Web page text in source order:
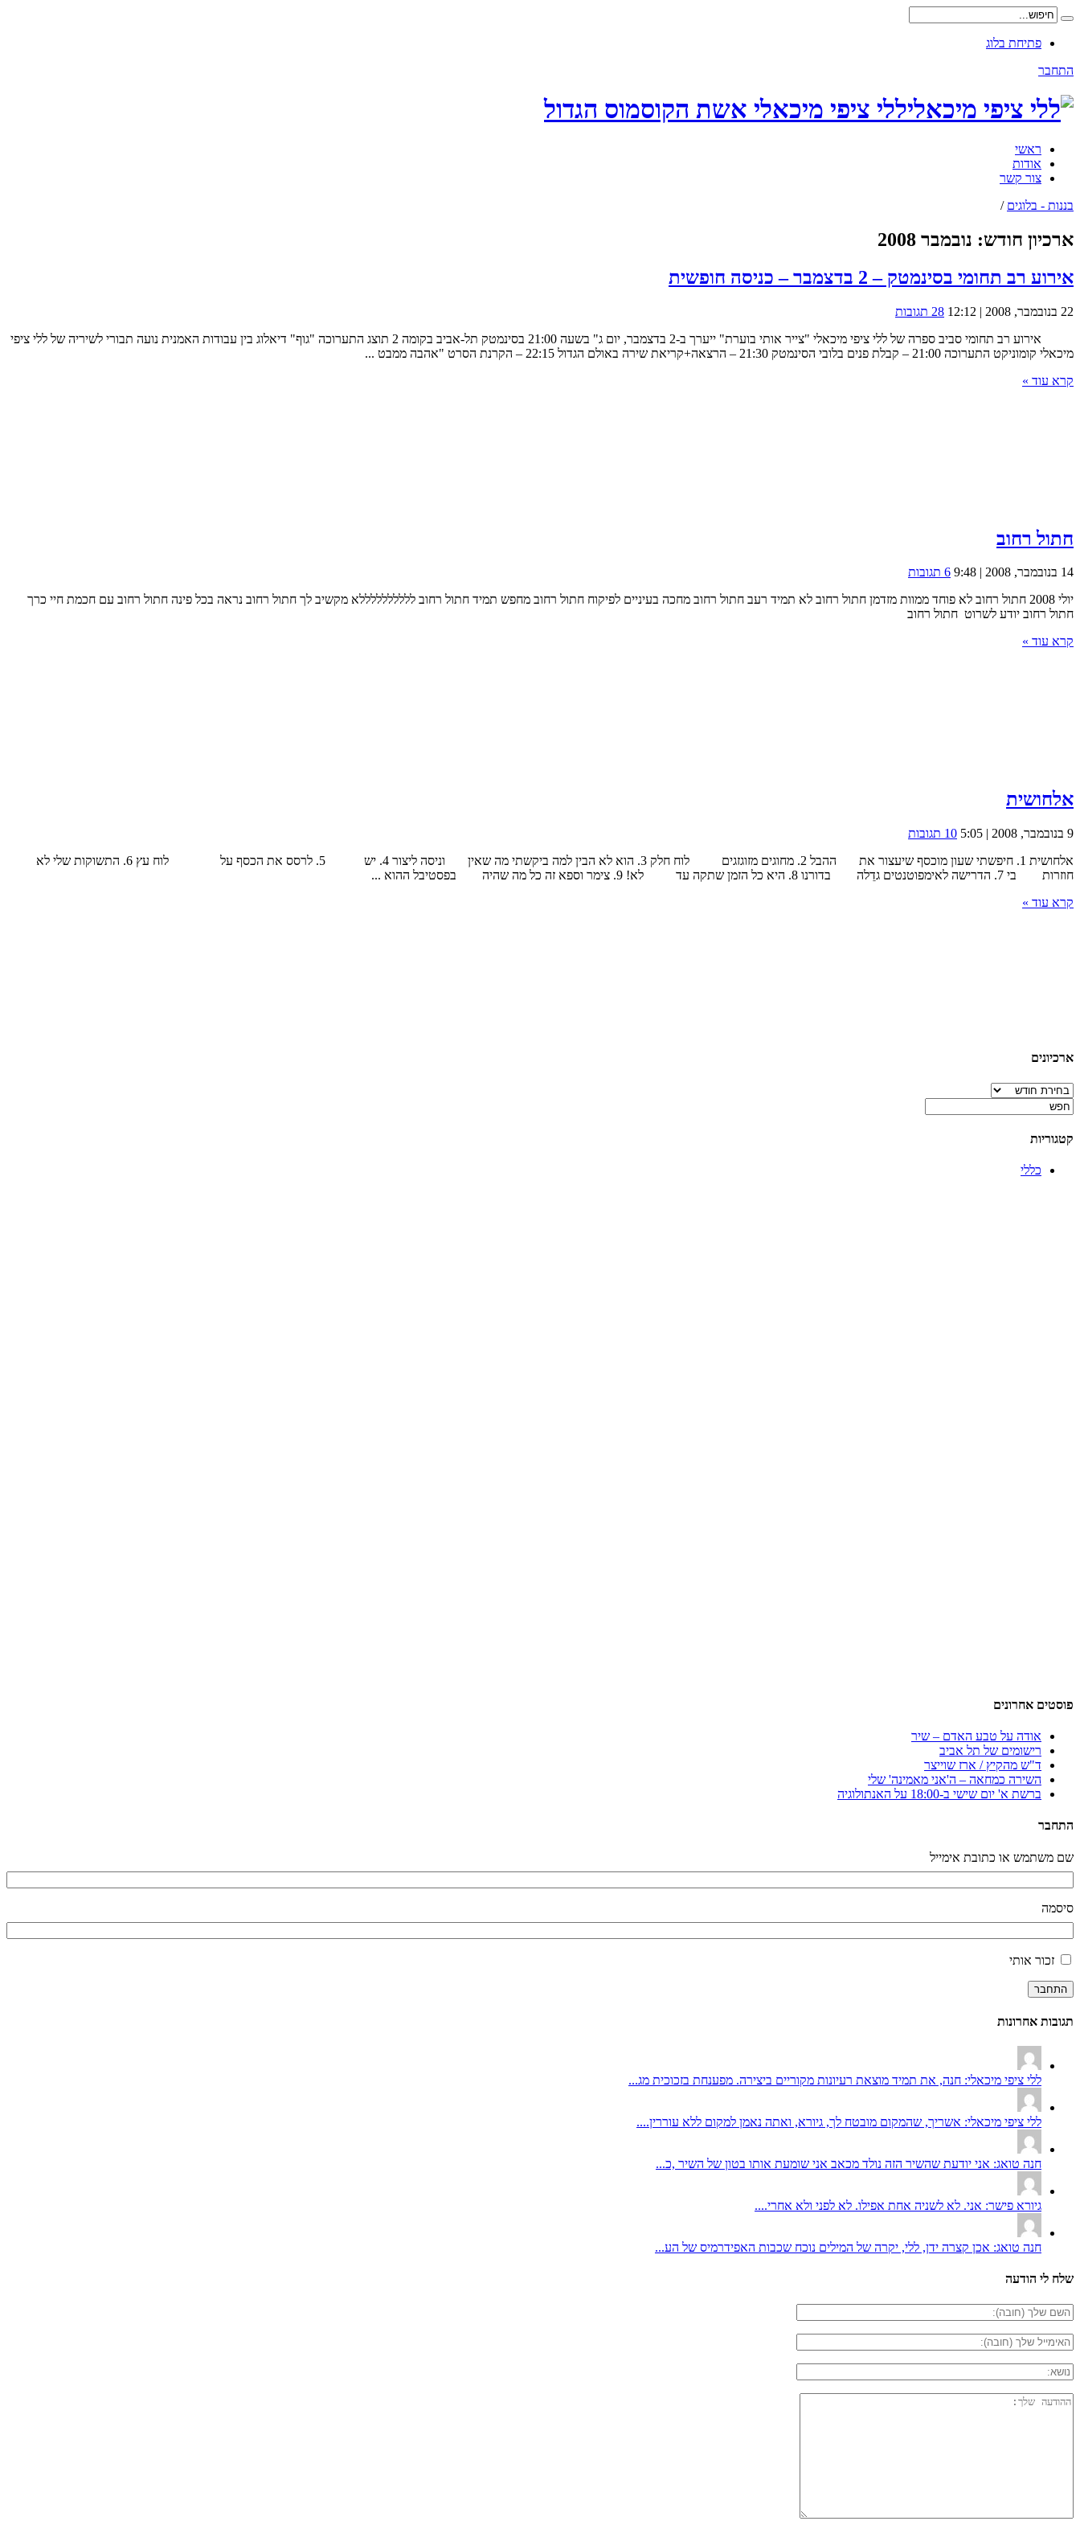
פתיחת בלוג
התחבר
ללי ציפי מיכאלי אשת הקוסמוס הגדול
ראשי
אודות
צור קשר
בננות - בלוגים /
ארכיון חודש: נובמבר 2008
אירוע רב תחומי בסינמטק – 2 בדצמבר – כניסה חופשית
22 בנובמבר, 2008 | 12:12
28 תגובות
אירוע רב תחומי סביב ספרה של ללי ציפי מיכאלי "צייר אותי בוערת" ייערך ב-2 בדצמבר, יום ג" בשעה 21:00 בסינמטק תל-אביב בקומה 2 תוצג התערוכה "גוף" דיאלוג בין עבודות האמנית נועה תבורי לשיריה של ללי ציפי
מיכאלי קומוניקט התערוכה 21:00 – קבלת פנים בלובי הסינמטק 21:30 – הרצאה+קריאת שירה באולם הגדול 22:15 – הקרנת הסרט "אהבה ממבט ...
קרא עוד »
חתול רחוב
14 בנובמבר, 2008 | 9:48
6 תגובות
יולי 2008 חתול רחוב לא פוחד ממוות מזדמן חתול רחוב לא תמיד רעב חתול רחוב מחכה בעיניים לפיקוח חתול רחוב מחפש תמיד חתול רחוב ללללללללללא מקשיב לך חתול רחוב נראה בכל פינה חתול רחוב עם חכמת חיי כרך
חתול רחוב יודע לשרוט חתול רחוב
קרא עוד »
אלחושית
9 בנובמבר, 2008 | 5:05
10 תגובות
אלחושית 1. חיפשתי שעון מוכסף שיעצור את ההבל 2. מחוגים מזוגזגים לוח חלק 3. הוא לא הבין למה ביקשתי מה שאין וניסה ליצור 4. יש 5. לרסס את הכסף על לוח עץ 6. התשוקות שלי לא
חוזרות בי 7. הדרישה לאימפוטנטים גדֵלה בדורנו 8. היא כל הזמן שתקה עד לא! 9. צימר וספא זה כל מה שהיה בפסטיבל ההוא ...
קרא עוד »
ארכיונים
ארכיונים
קטגוריות
כללי
פוסטים אחרונים
אודה על טבע האדם – שיר
רישומים של תל אביב
ד"ש מהקיץ / ארז שוייצר
השירה כמחאה – ה'אני מאמינה' שלי
ברשת א' יום שישי ב-18:00 על האנתולוגיה
התחבר
שם משתמש או כתובת אימייל
סיסמה
זכור אותי
התחבר
תגובות אחרונות
ללי ציפי מיכאלי: חנה, את תמיד מוצאת רעיונות מקוריים ביצירה. מפענחת בזכוכית מג...
ללי ציפי מיכאלי: אשריך, שהמקום מובטח לך, גיורא, ואתה נאמן למקום ללא עוררין....
חנה טואג: אני יודעת שהשיר הזה נולד מכאב אני שומעת אותו בטון של השיר ,כ...
גיורא פישר: אני. לא לשניה אחת אפילו. לא לפני ולא אחרי....
חנה טואג: אכן קצרה ידן, ללי, יקרה של המילים נוכח שכבות האפידרמיס של הע...
שלח לי הודעה